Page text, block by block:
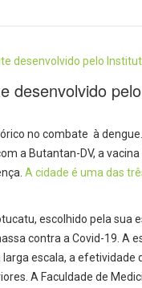
desenvolvido
no combate à
a Butantan-DV, a
A cidade é uma das
escolhido pela sua
contra a Covid-19. A
escala, a efetividade
A Faculdade de